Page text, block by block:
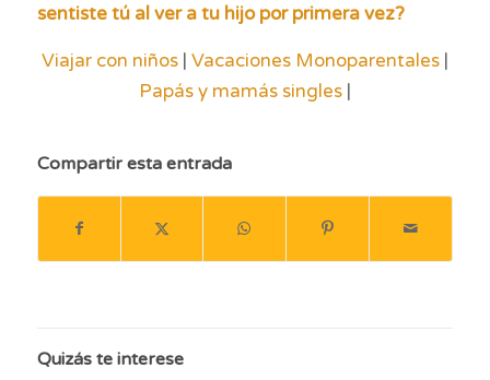
sentiste tú al ver a tu hijo por primera vez?
Viajar con niños| Vacaciones Monoparentales|
Papás y mamás singles|
Compartir esta entrada
Quizás te interese